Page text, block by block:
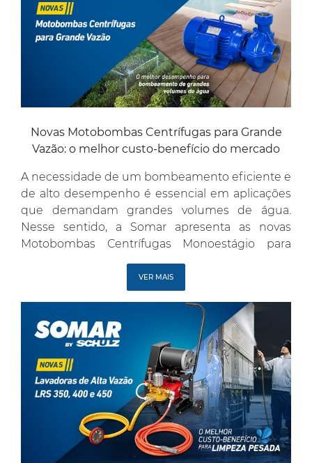
Novas Motobombas Centrífugas para Grande
Vazão: o melhor custo-benefício do mercado
A necessidade de um bombeamento eficiente e
de alto desempenho é essencial em aplicações
que demandam grandes volumes de água.
Nesse sentido, a Somar apresenta as novas
Motobombas Centrífugas Monoestágio para
Grande Vazão SSC45-IR e SSC5-IR, desenvolvidas
para garantir alta eficiência e o melhor custo-
benefício do mercado. Desempenho e
eficiência para grandes volumes de água […]
VER MAIS